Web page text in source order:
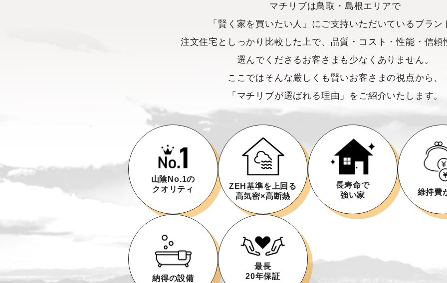
マチリブは鳥取・島根エリアで
「賢く家を買いたい人」にご支持いただいているブラン
注文住宅としっかり比較した上で、品質・コスト・性能・信頼
選んでくださるお客さまも少なくありません。
ここではそんな厳しくも賢いお客さまの視点から、
「マチリブが選ばれる理由」をご紹介いたします。
山陰No.1の
クオリティ
ZEH基準を上回る
高気密×高断熱
長寿命で
強い家
維持費
納得の設備
最長
20年保証